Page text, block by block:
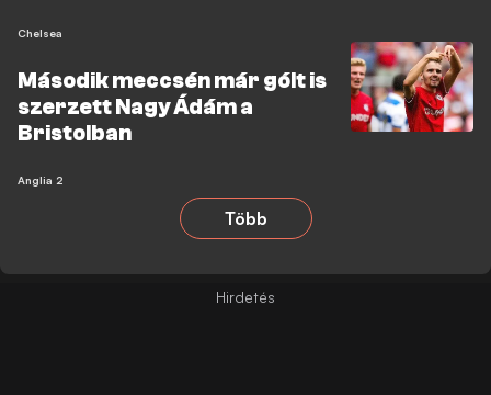
Chelsea
Második meccsén már gólt is
szerzett Nagy Ádám a
Bristolban
Anglia 2
Több